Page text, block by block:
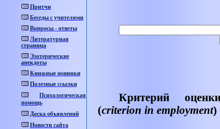
Притчи
Беседы с учителями
Вопросы - ответы
Литературная
страница
Эзотерические
анекдоты
Книжные новинки
Полезные ссылки
Психологическая
помощь
Доска объявлений
Новости сайта
Критерий
(criterion in employment)